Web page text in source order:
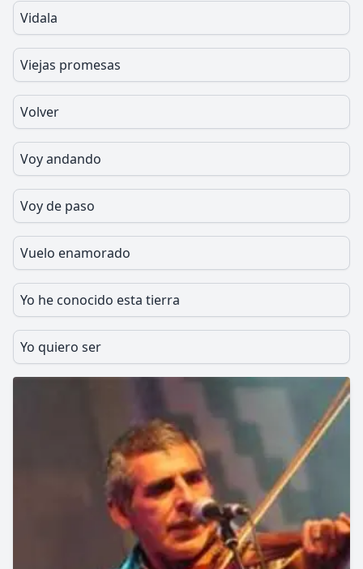
Vidala
Viejas promesas
Volver
Voy andando
Voy de paso
Vuelo enamorado
Yo he conocido esta tierra
Yo quiero ser